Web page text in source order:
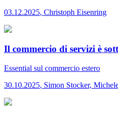
03.12.2025, Christoph Eisenring
Il commercio di servizi è
Essential sul commercio estero
30.10.2025, Simon Stocker,